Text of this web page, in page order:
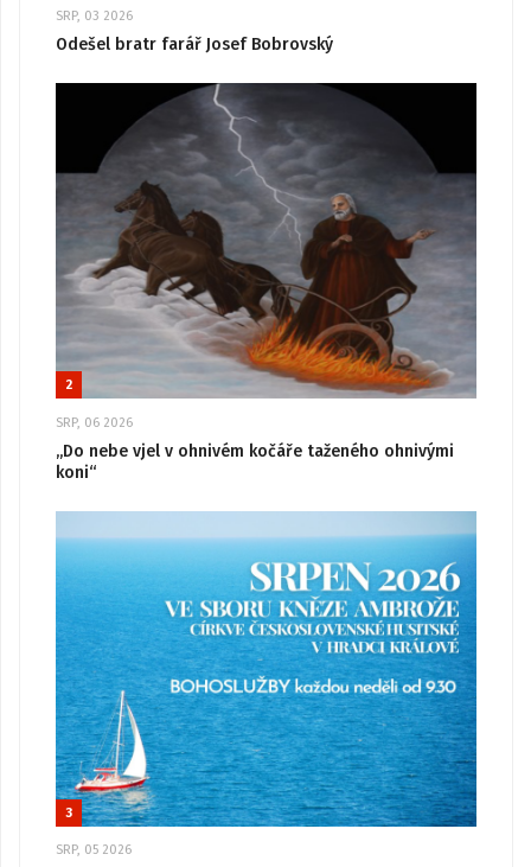
SRP, 03 2026
Odešel bratr farář Josef Bobrovský
2
SRP, 06 2026
„Do nebe vjel v ohnivém kočáře taženého ohnivými
koni“
3
SRP, 05 2026